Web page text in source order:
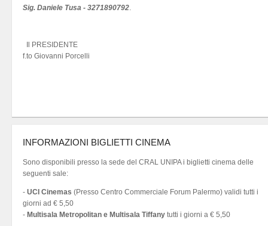
Sig. Daniele Tusa - 3271890792.
Il PRESIDENTE
f.to Giovanni Porcelli
INFORMAZIONI BIGLIETTI CINEMA
Sono disponibili presso la sede del CRAL UNIPA i biglietti cinema delle
seguenti sale:
- UCI Cinemas (Presso Centro Commerciale Forum Palermo) validi tutti i
giorni ad € 5,50
- Multisala Metropolitan e Multisala Tiffany tutti i giorni a € 5,50